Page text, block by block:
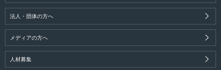
法人・団体の方へ
メディアの方へ
人材募集